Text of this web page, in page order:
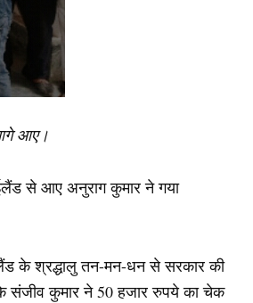
आगे आए।
से आए अनुराग कुमार ने गया
के श्रद्धालु तन-मन-धन से सरकार की
संजीव कुमार ने 50 हजार रुपये का चेक